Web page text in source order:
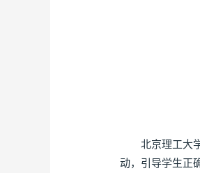
北京理工大学
动，引导学生正